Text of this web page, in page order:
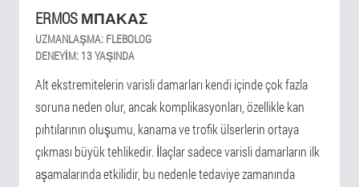
ERMOS ΜΠΑΚΑΣ
UZMANLAŞMA: FLEBOLOG
DENEYIM: 13 YAŞINDA
Alt ekstremitelerin varisli damarları kendi içinde çok fazla
soruna neden olur, ancak komplikasyonları, özellikle kan
pıhtılarının oluşumu, kanama ve trofik ülserlerin ortaya
çıkması büyük tehlikedir. İlaçlar sadece varisli damarların ilk
aşamalarında etkilidir, bu nedenle tedaviye zamanında